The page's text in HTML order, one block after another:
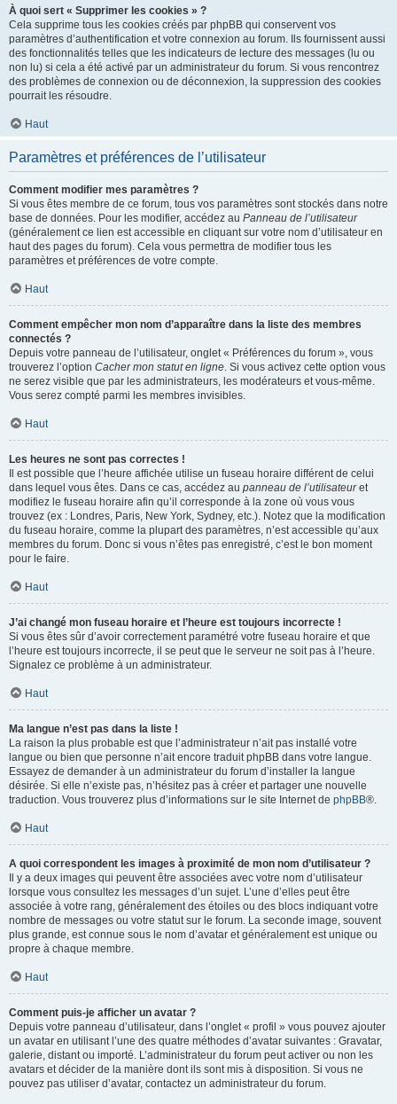
À quoi sert « Supprimer les cookies » ?
Cela supprime tous les cookies créés par phpBB qui conservent vos
paramètres d’authentification et votre connexion au forum. Ils fournissent aussi
des fonctionnalités telles que les indicateurs de lecture des messages (lu ou
non lu) si cela a été activé par un administrateur du forum. Si vous rencontrez
des problèmes de connexion ou de déconnexion, la suppression des cookies
pourrait les résoudre.
Haut
Paramètres et préférences de l’utilisateur
Comment modifier mes paramètres ?
Si vous êtes membre de ce forum, tous vos paramètres sont stockés dans notre
base de données. Pour les modifier, accédez au Panneau de l’utilisateur
(généralement ce lien est accessible en cliquant sur votre nom d’utilisateur en
haut des pages du forum). Cela vous permettra de modifier tous les
paramètres et préférences de votre compte.
Haut
Comment empêcher mon nom d’apparaître dans la liste des membres
connectés ?
Depuis votre panneau de l’utilisateur, onglet « Préférences du forum », vous
trouverez l’option Cacher mon statut en ligne. Si vous activez cette option vous
ne serez visible que par les administrateurs, les modérateurs et vous-même.
Vous serez compté parmi les membres invisibles.
Haut
Les heures ne sont pas correctes !
Il est possible que l’heure affichée utilise un fuseau horaire différent de celui
dans lequel vous êtes. Dans ce cas, accédez au panneau de l’utilisateuret
modifiez le fuseau horaire afin qu’il corresponde à la zone où vous vous
trouvez (ex : Londres, Paris, New York, Sydney, etc.). Notez que la modification
du fuseau horaire, comme la plupart des paramètres, n’est accessible qu’aux
membres du forum. Donc si vous n’êtes pas enregistré, c’est le bon moment
pour le faire.
Haut
J’ai changé mon fuseau horaire et l’heure est toujours incorrecte !
Si vous êtes sûr d’avoir correctement paramétré votre fuseau horaire et que
l’heure est toujours incorrecte, il se peut que le serveur ne soit pas à l’heure.
Signalez ce problème à un administrateur.
Haut
Ma langue n’est pas dans la liste !
La raison la plus probable est que l’administrateur n’ait pas installé votre
langue ou bien que personne n’ait encore traduit phpBB dans votre langue.
Essayez de demander à un administrateur du forum d’installer la langue
désirée. Si elle n’existe pas, n’hésitez pas à créer et partager une nouvelle
traduction. Vous trouverez plus d’informations sur le site Internet de phpBB®.
Haut
A quoi correspondent les images à proximité de mon nom d’utilisateur ?
Il y a deux images qui peuvent être associées avec votre nom d’utilisateur
lorsque vous consultez les messages d’un sujet. L’une d’elles peut être
associée à votre rang, généralement des étoiles ou des blocs indiquant votre
nombre de messages ou votre statut sur le forum. La seconde image, souvent
plus grande, est connue sous le nom d’avatar et généralement est unique ou
propre à chaque membre.
Haut
Comment puis-je afficher un avatar ?
Depuis votre panneau d’utilisateur, dans l’onglet « profil » vous pouvez ajouter
un avatar en utilisant l’une des quatre méthodes d’avatar suivantes : Gravatar,
galerie, distant ou importé. L’administrateur du forum peut activer ou non les
avatars et décider de la manière dont ils sont mis à disposition. Si vous ne
pouvez pas utiliser d’avatar, contactez un administrateur du forum.